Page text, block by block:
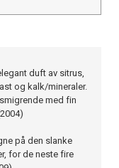
duft av sitrus,
og kalk/mineraler.
med fin
på den slanke
for de neste fire